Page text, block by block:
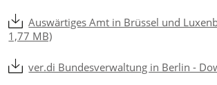
Auswärtiges Amt in Brüssel und
1,77 MB)
ver.di Bundesverwaltung in Berlin -